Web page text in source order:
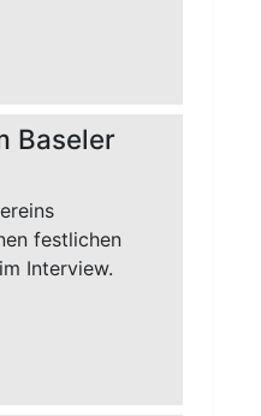
Baseler
festlichen
Interview.